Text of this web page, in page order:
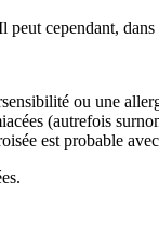
cependant,
ou une
(autrefois
est probable